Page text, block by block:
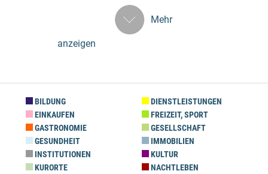
Mehr
anzeigen
BILDUNG
DIENSTLEISTUNGEN
EINKAUFEN
FREIZEIT, SPORT
GASTRONOMIE
GESELLSCHAFT
GESUNDHEIT
IMMOBILIEN
INSTITUTIONEN
KULTUR
KURORTE
NACHTLEBEN